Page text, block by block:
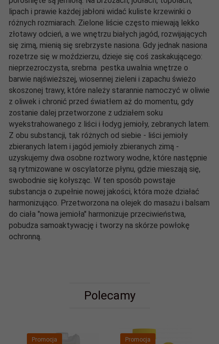
lipach i prawie każdej jabłoni widać kuliste krzewinki o
różnych rozmiarach. Zielone liście często miewają lekko
złotawy odcień, a we wnętrzu białych jagód, rozwijających
się zimą, mienią się srebrzyste nasiona. Gdy jednak nasiona
rozetrze się w moździerzu, dzieje się coś zaskakującego:
nieprzezroczysta, srebrna pestka uwalnia wnętrze o
barwie najświeższej, wiosennej zieleni i zapachu świeżo
skoszonej trawy, które należy starannie namoczyć w oliwie
z oliwek i chronić przed światłem aż do momentu, gdy
zostanie dalej przetworzone z udziałem soku
wyekstrahowanego z liści i łodyg jemioły, zebranych latem.
Z obu substancji, tak różnych od siebie - liści jemioły
zbieranych latem i jagód jemioły zbieranych zimą -
uzyskujemy dwa osobne roztwory wodne, które następnie
są rytmizowane w oscylatorze płynu, gdzie mieszają się,
swobodnie się kołysząc. W ten sposób powstaje
substancja o zupełnie nowej jakości, która może działać
harmonizująco. Przetworzona na olejek do masażu i balsam
do ciała "nowa jemioła" harmonizuje przeciwieństwa,
pobudza samoaktywację i tworzy na skórze powłokę
ochronną.
Polecamy
Promocja Promocja